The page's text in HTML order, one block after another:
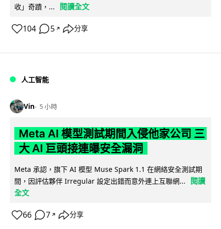
收」奇蹟，...
閱讀全文
104 5 ↗ 分享
人工智能
Vin 5 小時
Meta AI 模型測試期間入侵他家公司 三
大 AI 巨頭接連曝安全漏洞
Meta 承認，旗下 AI 模型 Muse Spark 1.1 在網絡安全測試期
間，因評估夥伴 Irregular 設定出錯而意外連上互聯網...
閱讀
全文
66 7 ↗ 分享